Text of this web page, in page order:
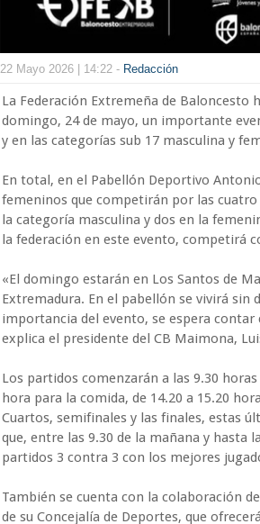
22 Mayo 2026 | 14:22 - Redacción
La Federación Extremeña de Baloncesto
domingo, 24 de mayo, un importante
y en las categorías sub 17 masculina y
En total, en el Pabellón Deportivo
femeninos que competirán por las cuatro
la categoría masculina y dos en la
la federación en este evento, competirá
«El domingo estarán en Los Santos de
Extremadura. En el pabellón se vivirá sin
importancia del evento, se espera contar
explica el presidente del CB Maimona,
Los partidos comenzarán a las 9.30
hora para la comida, de 14.20 a 15.20
Cuartos, semifinales y las finales, estas
que, entre las 9.30 de la mañana y hasta
partidos 3 contra 3 con los mejores
También se cuenta con la colaboración
de su Concejalía de Deportes, que